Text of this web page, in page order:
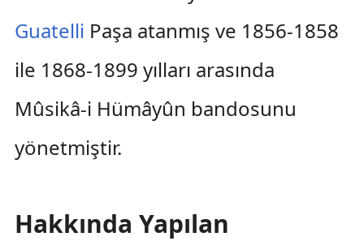
Guatelli Paşa atanmış ve 1856-1858
ile 1868-1899 yılları arasında
Mûsikâ-i Hümâyûn bandosunu
yönetmiştir.
Hakkında Yapılan